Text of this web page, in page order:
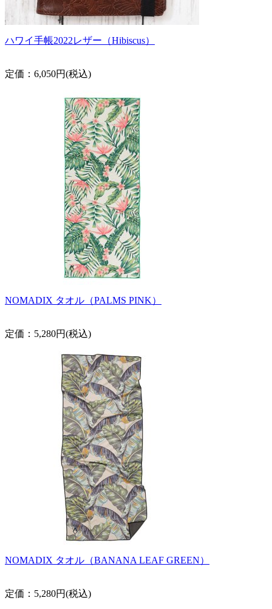
ハワイ手帳2022レザー（Hibiscus）
定価：6,050円(税込)
NOMADIX タオル（PALMS PINK）
定価：5,280円(税込)
NOMADIX タオル（BANANA LEAF GREEN）
定価：5,280円(税込)